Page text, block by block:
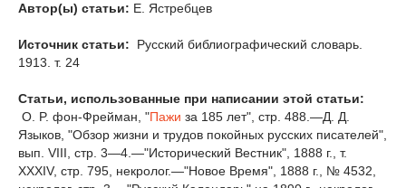
Автор(ы) статьи: Е. Ястребцев
Источник статьи:
Русский библиографический словарь.
1913. т. 24
Статьи, использованные при написании этой статьи:
О. P. фон-Фрейман, "Пажи за 185 лет", стр. 488.—Д. Д.
Языков, "Обзор жизни и трудов покойных русских писателей",
вып. VIII, стр. 3—4.—"Исторический Вестник", 1888 г., т.
XXXIV, стр. 795, некролог.—"Новое Время", 1888 г., № 4532,